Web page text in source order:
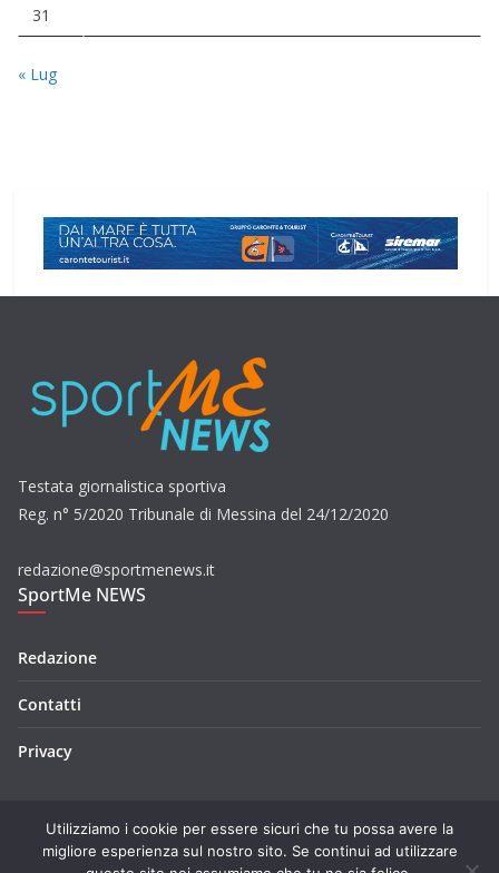
31
« Lug
Testata giornalistica sportiva
Reg. n° 5/2020 Tribunale di Messina del 24/12/2020
redazione@sportmenews.it
SportMe NEWS
Redazione
Contatti
Privacy
Utilizziamo i cookie per essere sicuri che tu possa avere la
migliore esperienza sul nostro sito. Se continui ad utilizzare